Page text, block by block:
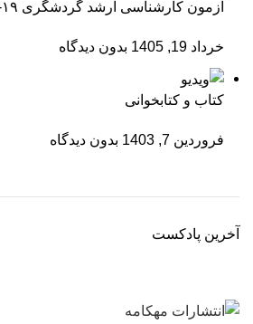
آزمون کارشناسی ارشد گردشگری ۱۹-۱۸ تیرماه ۱۴۰۵
خرداد 19, 1405 بدون دیدگاه
کتاب و کتابخوانی
فروردین 7, 1403 بدون دیدگاه
آخرین پادکست